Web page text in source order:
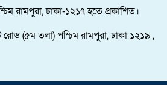
রামপুরা, ঢাকা-১২১৭ হতে প্রকাশিত।
রোড (৫ম তলা) পশ্চিম রামপুরা, ঢাকা ১২১৯ ,